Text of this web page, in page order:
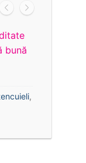
bună
,